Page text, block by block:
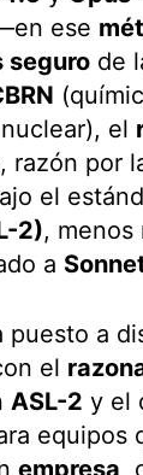
ese
seguro de
el
, razón por
el
2),
a
puesto a
el
ASL-2 y el
equipos
empresa